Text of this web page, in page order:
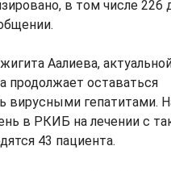
в том числе 226
Аалиева,
продолжает оставаться
вирусными гепатитами.
в РКИБ на лечении с
43 пациента.